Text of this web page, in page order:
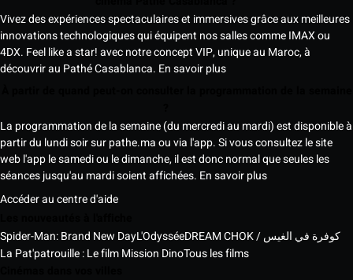
Vivez des expériences spectaculaires et immersives grâce aux meilleures
innovations technologiques qui équipent nos salles comme IMAX ou
4DX. Feel like a star! avec notre concept VIP, unique au Maroc, à
découvrir au Pathé Casablanca. En savoir plus
La programmation de la semaine (du mercredi au mardi) est disponible à
partir du lundi soir sur pathe.ma ou via l'app. Si vous consultez le site
web l'app le samedi ou le dimanche, il est donc normal que seules les
séances jusqu'au mardi soient affichées. En savoir plus
Accéder au centre d'aide
Spider-Man: Brand New DayL'Odyssée
DREAM CHOK / كوفرة في الغيس
La Pat'patrouille : Le film Mission DinoTous les films